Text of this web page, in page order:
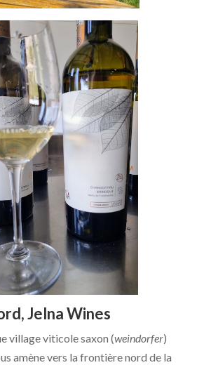
Jelna Wines
village viticole saxon (weindorfer)
amène vers la frontière nord de la